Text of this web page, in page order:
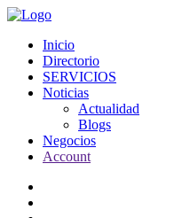
Inicio
Directorio
SERVICIOS
Noticias
Actualidad
Blogs
Negocios
Account